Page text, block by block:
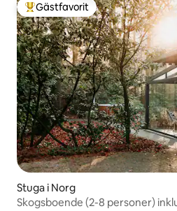
Populär gästfavorit
Gästfavorit
Stuga i Norg
Skogsboende (2-8 personer)